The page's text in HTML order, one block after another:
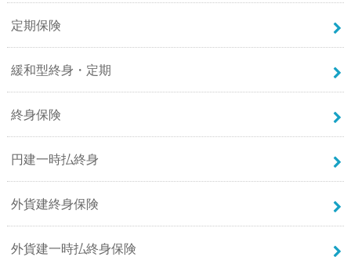
定期保険
緩和型終身・定期
終身保険
円建一時払終身
外貨建終身保険
外貨建一時払終身保険